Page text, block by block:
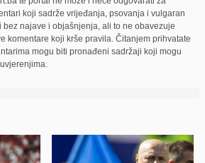
koji sadrže vrijeđanja, psovanja i vulgaran
najave i objašnjenja, ali to ne obavezuje
komentare koji krše pravila. Čitanjem prihvatate
mogu biti pronađeni sadržaji koji mogu